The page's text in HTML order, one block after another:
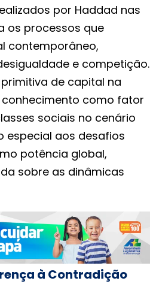
por Haddad nas
os processos que
contemporâneo,
e competição.
de capital na
como fator
sociais no cenário
especial aos desafios
potência global,
sobre as dinâmicas
à Contradição